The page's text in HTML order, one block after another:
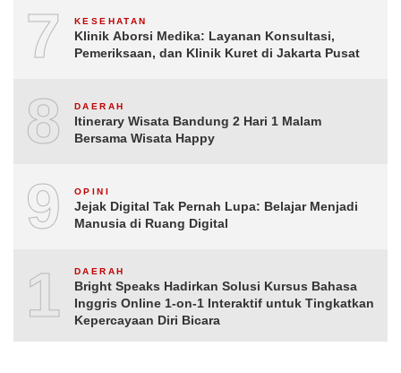
7 KESEHATAN
Klinik Aborsi Medika: Layanan Konsultasi,
Pemeriksaan, dan Klinik Kuret di Jakarta Pusat
8 DAERAH
Itinerary Wisata Bandung 2 Hari 1 Malam
Bersama Wisata Happy
9 OPINI
Jejak Digital Tak Pernah Lupa: Belajar Menjadi
Manusia di Ruang Digital
10DAERAH
Bright Speaks Hadirkan Solusi Kursus Bahasa
Inggris Online 1-on-1 Interaktif untuk Tingkatkan
Kepercayaan Diri Bicara